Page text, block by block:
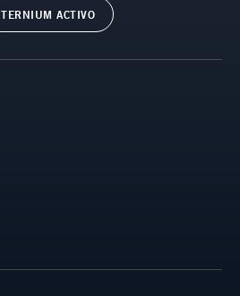
TERNIUM ACTIVO